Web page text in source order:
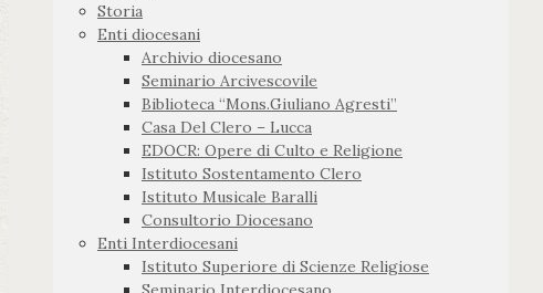
Storia
Enti diocesani
Archivio diocesano
Seminario Arcivescovile
Biblioteca “Mons.Giuliano Agresti”
Casa Del Clero – Lucca
EDOCR: Opere di Culto e Religione
Istituto Sostentamento Clero
Istituto Musicale Baralli
Consultorio Diocesano
Enti Interdiocesani
Istituto Superiore di Scienze Religiose